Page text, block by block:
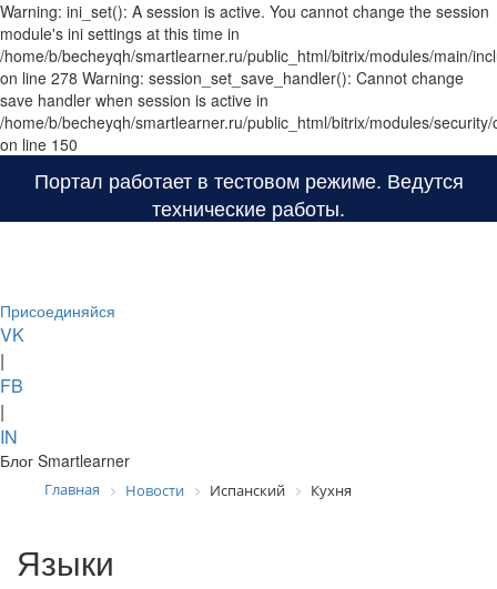
Warning: ini_set(): A session is active. You cannot change the session
module's ini settings at this time in
/home/b/becheyqh/smartlearner.ru/public_html/bitrix/modules/main/
on line 278 Warning: session_set_save_handler(): Cannot change
save handler when session is active in
/home/b/becheyqh/smartlearner.ru/public_html/bitrix/modules/
on line 150
Портал работает в тестовом режиме. Ведутся
технические работы.
Присоединяйся
VK
|
FB
|
IN
Блог Smartlearner
Главная Новости Испанский Кухня
Языки